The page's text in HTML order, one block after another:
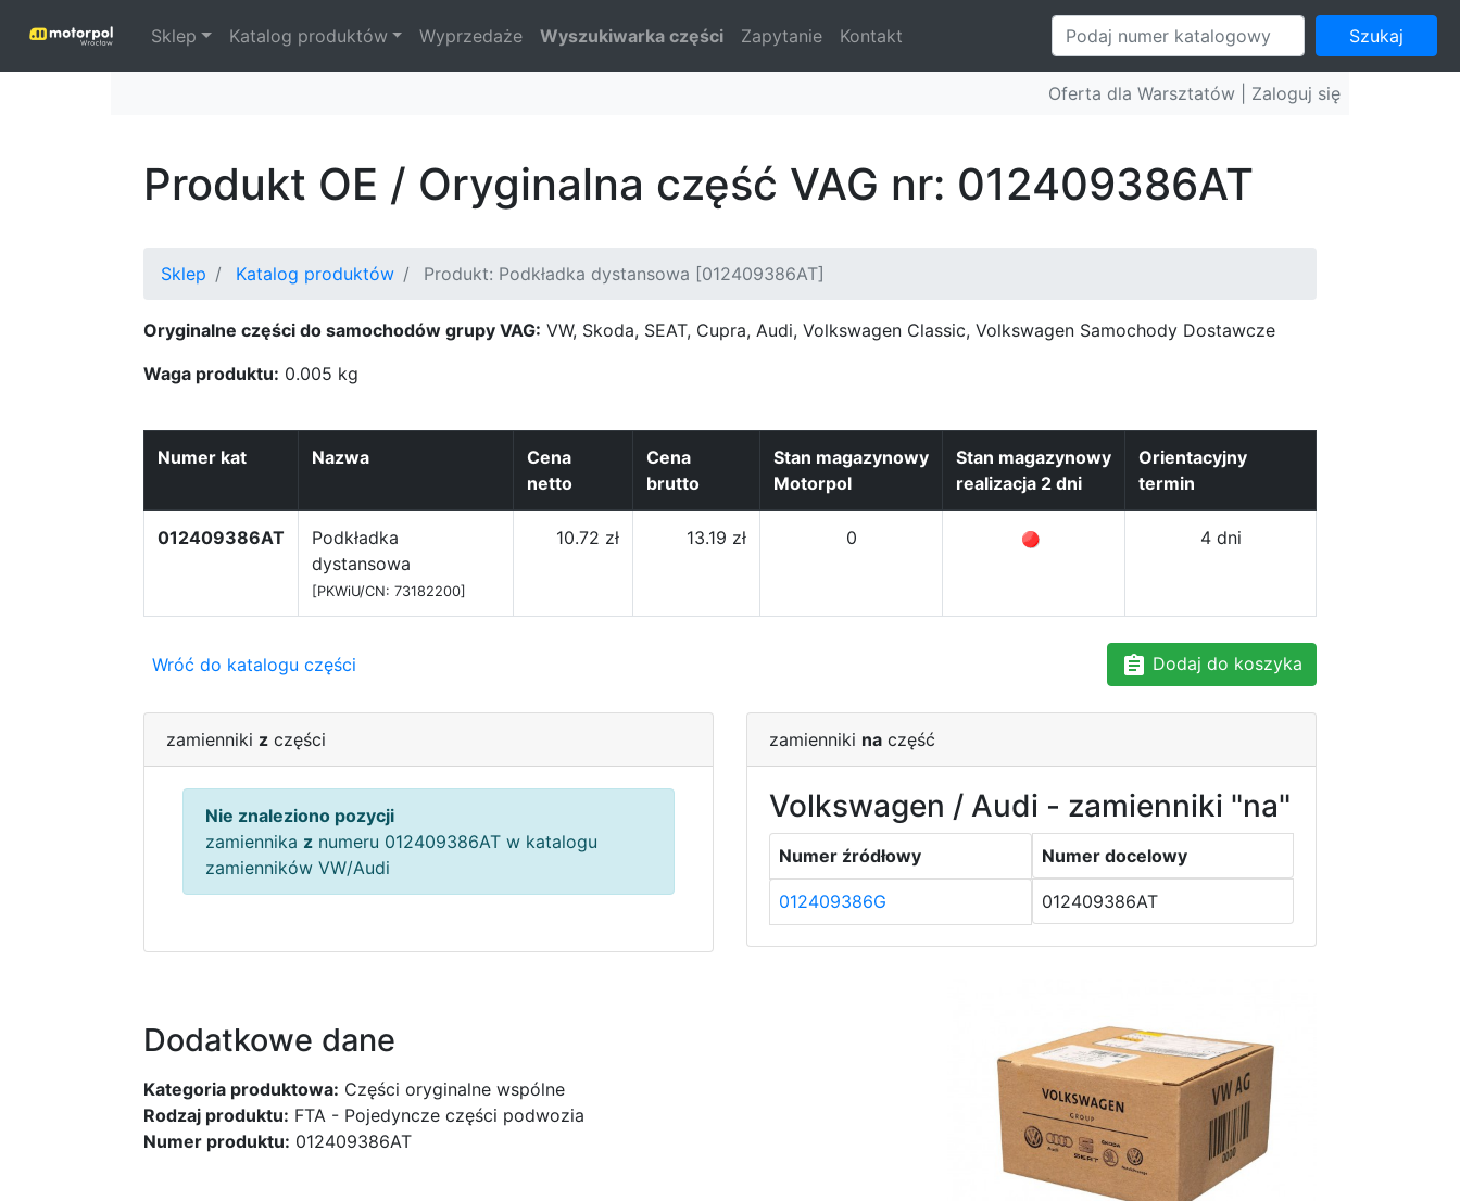
Sklep Katalog produktów Wyprzedaże Wyszukiwarka części Zapytanie Kontakt Szukaj
Oferta dla Warsztatów | Zaloguj się
Produkt OE / Oryginalna część VAG nr: 012409386AT
Sklep Katalog produktów Produkt: Podkładka dystansowa [012409386AT]
Oryginalne części do samochodów grupy VAG: VW, Skoda, SEAT, Cupra, Audi, Volkswagen Classic, Volkswagen Samochody Dostawcze
Waga produktu: 0.005 kg
Numer kat Nazwa
Cena
netto
Cena
brutto
Stan magazynowy
Motorpol
Stan magazynowy
realizacja 2 dni
Orientacyjny
termin
012409386AT
Podkładka
dystansowa
[PKWiU/CN: 73182200]
10.72 zł 13.19 zł 0 4 dni
Wróć do katalogu części Dodaj do koszyka
zamienniki z części
Nie znaleziono pozycji
zamiennika z numeru 012409386AT w katalogu
zamienników VW/Audi
zamienniki na część
Volkswagen / Audi - zamienniki "na"
Numer źródłowy Numer docelowy
012409386G 012409386AT
Dodatkowe dane
Kategoria produktowa: Części oryginalne wspólne
Rodzaj produktu: FTA - Pojedyncze części podwozia
Numer produktu: 012409386AT